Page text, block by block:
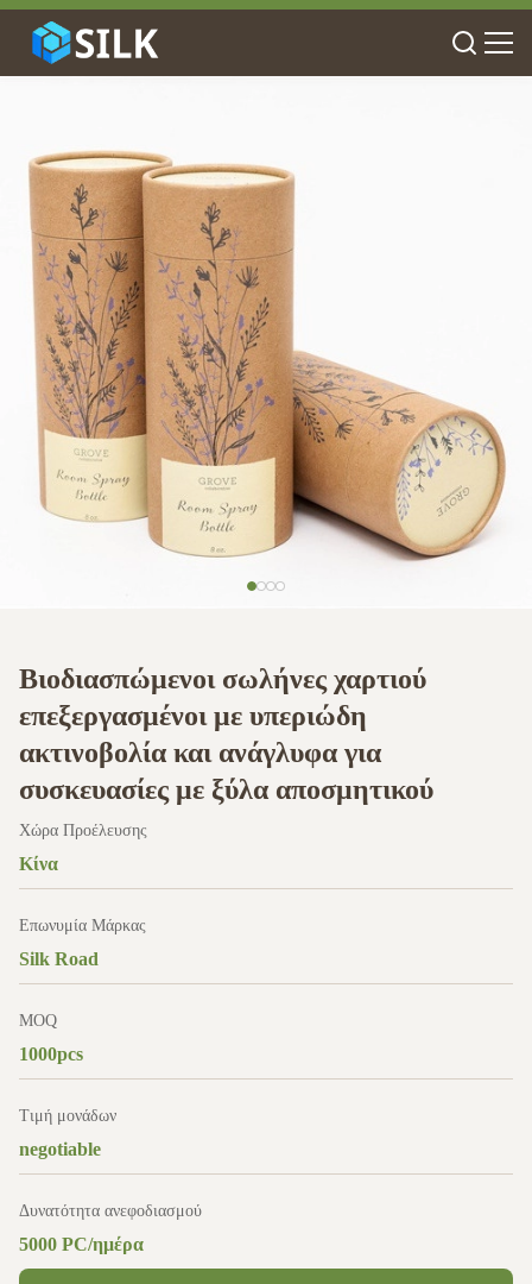
Βιοδιασπώμενοι σωλήνες χαρτιού
επεξεργασμένοι με υπεριώδη
ακτινοβολία και ανάγλυφα για
συσκευασίες με ξύλα αποσμητικού
Χώρα Προέλευσης
Κίνα
Επωνυμία Μάρκας
Silk Road
MOQ
1000pcs
Τιμή μονάδων
negotiable
Δυνατότητα ανεφοδιασμού
5000 PC/ημέρα